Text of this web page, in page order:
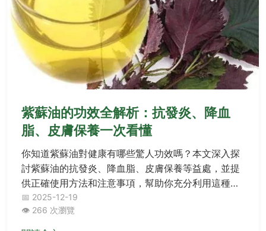
紫蘇油的功效全解析：抗發炎、降血
脂、皮膚保養一次看懂
你知道紫蘇油對健康有哪些驚人功效嗎？本文深入探
討紫蘇油的抗發炎、降血脂、皮膚保養等益處，並提
供正確使用方法和注意事項，幫助你充分利用這種超
級食物。從營養成分到實用指南，解決所有關於紫蘇
油功效的疑問。
📅 2025-12-19
👁️ 266 次瀏覽